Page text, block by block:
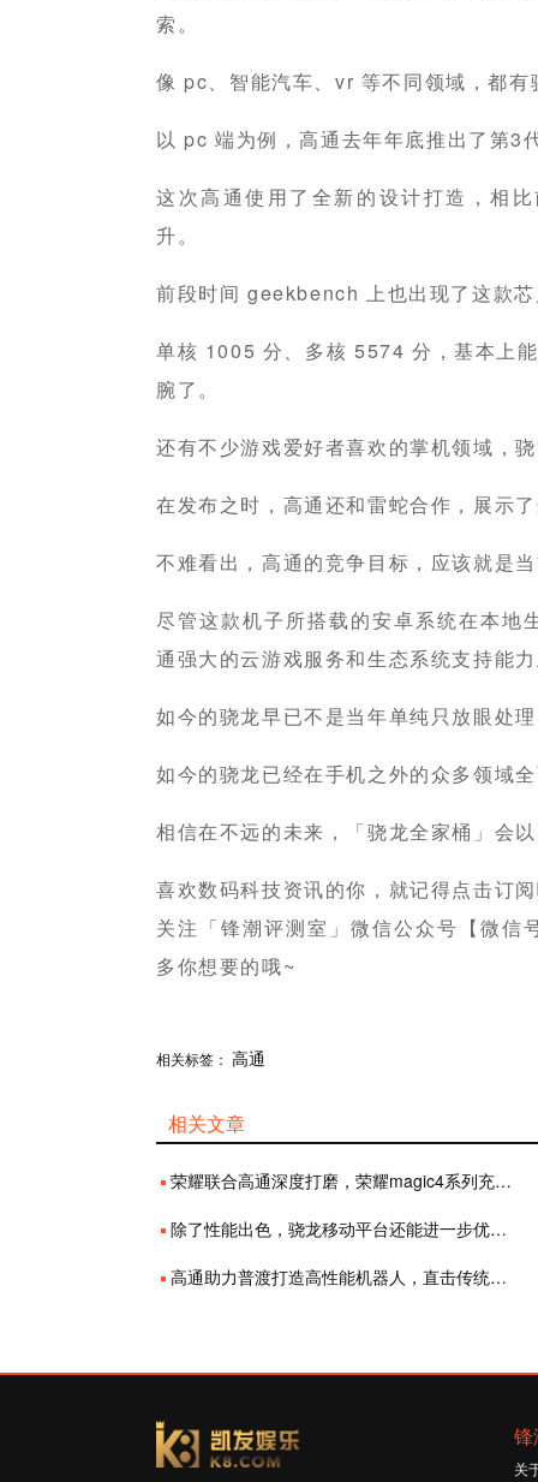
索。
像 pc、智能汽车、vr 等不同领域，都有
以 pc 端为例，高通去年年底推出了第3
这次高通使用了全新的设计打造，相
升。
前段时间 geekbench 上也出现了这款
单核 1005 分、多核 5574 分，基本上
腕了。
还有不少游戏爱好者喜欢的掌机领域，
在发布之时，高通还和雷蛇合作，展示
不难看出，高通的竞争目标，应该就是
尽管这款机子所搭载的安卓系统在本地
通强大的云游戏服务和生态系统支持能
如今的骁龙早已不是当年单纯只放眼处
如今的骁龙已经在手机之外的众多领域
相信在不远的未来，「骁龙全家桶」会
喜欢数码科技资讯的你，就记得点击订
关注「锋潮评测室」微信公众号【微
多你想要的哦~
相关标签： 高通
分享 赞
相关文章
荣耀联合高通深度打磨，荣耀magic4系列充分释放骁龙8顶级性能
除了性能出色，骁龙移动平台还能进一步优化你的音频体验
高通助力普渡打造高性能机器人，直击传统商用配送机器人痛点
锋
关